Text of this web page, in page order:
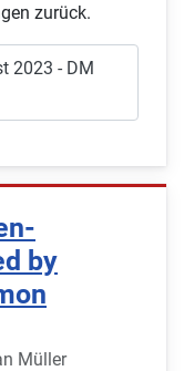
zurück.
2023 - DM
by
Müller